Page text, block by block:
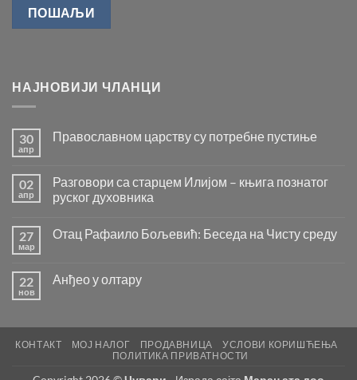
НАЈНОВИЈИ ЧЛАНЦИ
30
апр
Православном царству су потребне пустиње
Православном
царству
су
02
апр
Разговори са старцем Илијом – књига познатог
руског духовника
на
Разговори
Илијом
–
духовника
27
мар
Отац Рафаило Бољевић: Беседа на Чисту среду
Отац
среду
22
нов
Анђео у олтару
Анђео
олтару
КОНТАКТ МОЈ НАЛОГ ПРОДАВНИЦА
УСЛОВИ КОРИШЋЕЊА
ПОЛИТИКА ПРИВАТНОСТИ